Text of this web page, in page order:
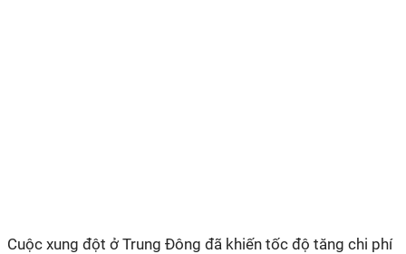
Cuộc xung đột ở Trung Đông đã khiến tốc độ tăng chi phí